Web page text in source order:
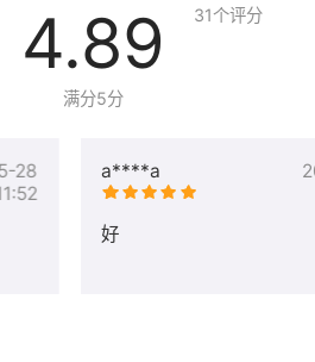
U-Push Pro版 功能优势
4.89
满分5分
31个评分
a****a
好
28